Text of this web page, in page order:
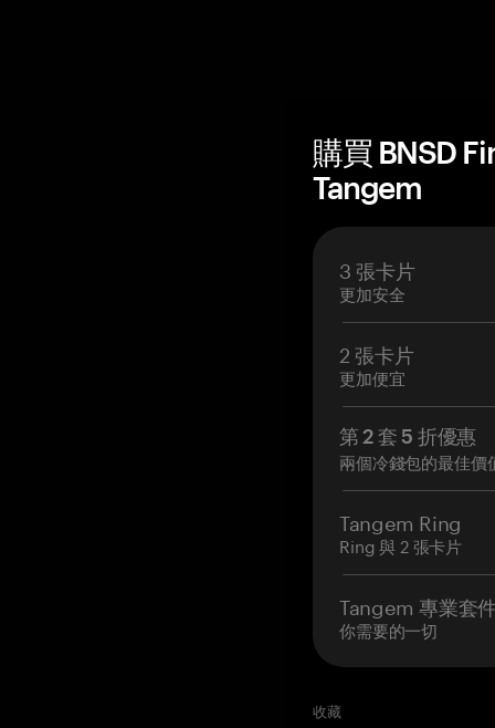
購買 BNSD
Tangem
3 張卡片
更加安全
2 張卡片
更加便宜
第 2 套 5 折優惠
兩個冷錢包的最佳價
Tangem Ring
Ring 與 2 張卡片
Tangem 專業套
你需要的一切
收藏